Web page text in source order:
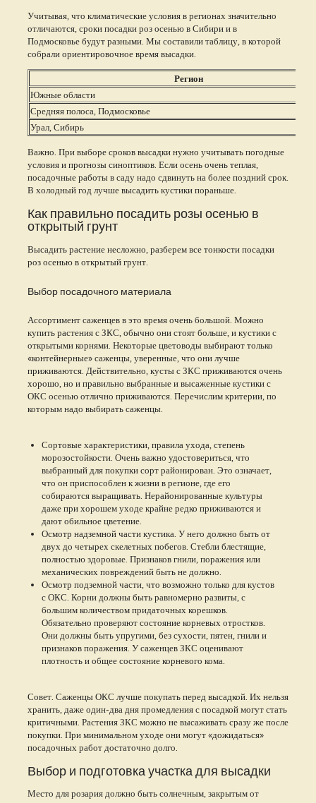
Учитывая, что климатические условия в регионах значительно
отличаются, сроки посадки роз осенью в Сибири и в
Подмосковье будут разными. Мы составили таблицу, в которой
собрали ориентировочное время высадки.
Регион
Южные области
Средняя полоса, Подмосковье
Урал, Сибирь
Важно. При выборе сроков высадки нужно учитывать погодные
условия и прогнозы синоптиков. Если осень очень теплая,
посадочные работы в саду надо сдвинуть на более поздний срок.
В холодный год лучше высадить кустики пораньше.
Как правильно посадить розы осенью в
открытый грунт
Высадить растение несложно, разберем все тонкости посадки
роз осенью в открытый грунт.
Выбор посадочного материала
Ассортимент саженцев в это время очень большой. Можно
купить растения с ЗКС, обычно они стоят больше, и кустики с
открытыми корнями. Некоторые цветоводы выбирают только
«контейнерные» саженцы, уверенные, что они лучше
приживаются. Действительно, кусты с ЗКС приживаются очень
хорошо, но и правильно выбранные и высаженные кустики с
ОКС осенью отлично приживаются. Перечислим критерии, по
которым надо выбирать саженцы.
Сортовые характеристики, правила ухода, степень
морозостойкости. Очень важно удостовериться, что
выбранный для покупки сорт районирован. Это означает,
что он приспособлен к жизни в регионе, где его
собираются выращивать. Нерайонированные культуры
даже при хорошем уходе крайне редко приживаются и
дают обильное цветение.
Осмотр надземной части кустика. У него должно быть от
двух до четырех скелетных побегов. Стебли блестящие,
полностью здоровые. Признаков гнили, поражения или
механических повреждений быть не должно.
Осмотр подземной части, что возможно только для кустов
с ОКС. Корни должны быть равномерно развиты, с
большим количеством придаточных корешков.
Обязательно проверяют состояние корневых отростков.
Они должны быть упругими, без сухости, пятен, гнили и
признаков поражения. У саженцев ЗКС оценивают
плотность и общее состояние корневого кома.
Совет. Саженцы ОКС лучше покупать перед высадкой. Их нельзя
хранить, даже один-два дня промедления с посадкой могут стать
критичными. Растения ЗКС можно не высаживать сразу же после
покупки. При минимальном уходе они могут «дожидаться»
посадочных работ достаточно долго.
Выбор и подготовка участка для высадки
Место для розария должно быть солнечным, закрытым от